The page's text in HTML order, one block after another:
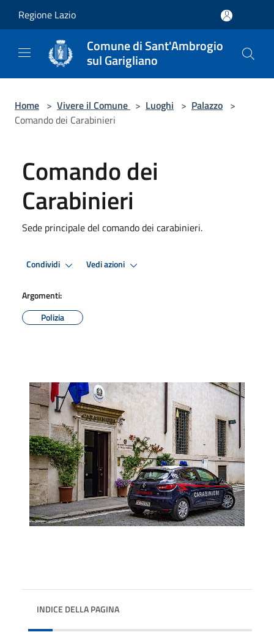
Regione Lazio
Comune di Sant'Ambrogio
sul Garigliano
Home > Vivere il Comune > Luoghi > Palazzo >
Comando dei Carabinieri
Comando dei
Carabinieri
Sede principale del comando dei carabinieri.
Condividi Vedi azioni
Argomenti:
Polizia
INDICE DELLA PAGINA